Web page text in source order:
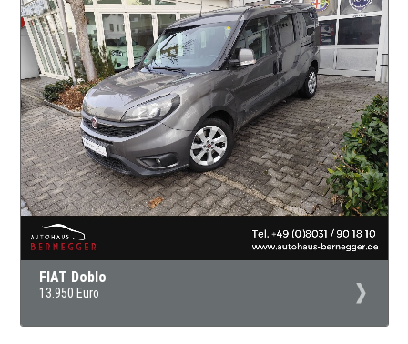
FIAT Doblo
13.950 Euro